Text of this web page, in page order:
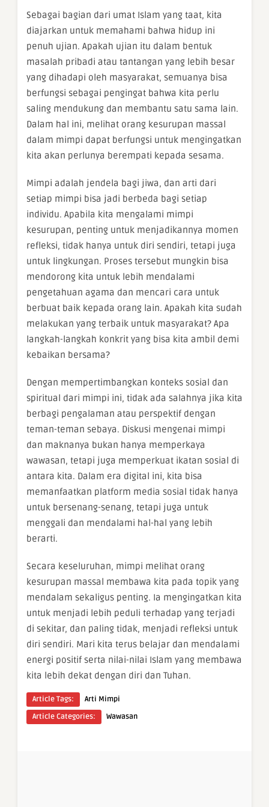
Sebagai bagian dari umat Islam yang taat, kita
diajarkan untuk memahami bahwa hidup ini
penuh ujian. Apakah ujian itu dalam bentuk
masalah pribadi atau tantangan yang lebih besar
yang dihadapi oleh masyarakat, semuanya bisa
berfungsi sebagai pengingat bahwa kita perlu
saling mendukung dan membantu satu sama lain.
Dalam hal ini, melihat orang kesurupan massal
dalam mimpi dapat berfungsi untuk mengingatkan
kita akan perlunya berempati kepada sesama.
Mimpi adalah jendela bagi jiwa, dan arti dari
setiap mimpi bisa jadi berbeda bagi setiap
individu. Apabila kita mengalami mimpi
kesurupan, penting untuk menjadikannya momen
refleksi, tidak hanya untuk diri sendiri, tetapi juga
untuk lingkungan. Proses tersebut mungkin bisa
mendorong kita untuk lebih mendalami
pengetahuan agama dan mencari cara untuk
berbuat baik kepada orang lain. Apakah kita sudah
melakukan yang terbaik untuk masyarakat? Apa
langkah-langkah konkrit yang bisa kita ambil demi
kebaikan bersama?
Dengan mempertimbangkan konteks sosial dan
spiritual dari mimpi ini, tidak ada salahnya jika kita
berbagi pengalaman atau perspektif dengan
teman-teman sebaya. Diskusi mengenai mimpi
dan maknanya bukan hanya memperkaya
wawasan, tetapi juga memperkuat ikatan sosial di
antara kita. Dalam era digital ini, kita bisa
memanfaatkan platform media sosial tidak hanya
untuk bersenang-senang, tetapi juga untuk
menggali dan mendalami hal-hal yang lebih
berarti.
Secara keseluruhan, mimpi melihat orang
kesurupan massal membawa kita pada topik yang
mendalam sekaligus penting. Ia mengingatkan kita
untuk menjadi lebih peduli terhadap yang terjadi
di sekitar, dan paling tidak, menjadi refleksi untuk
diri sendiri. Mari kita terus belajar dan mendalami
energi positif serta nilai-nilai Islam yang membawa
kita lebih dekat dengan diri dan Tuhan.
Article Tags:
Arti Mimpi
Article Categories:
Wawasan